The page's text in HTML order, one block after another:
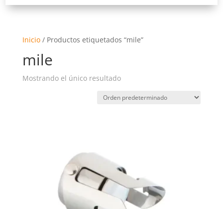
Inicio/ Productos etiquetados “mile”
mile
Mostrando el único resultado